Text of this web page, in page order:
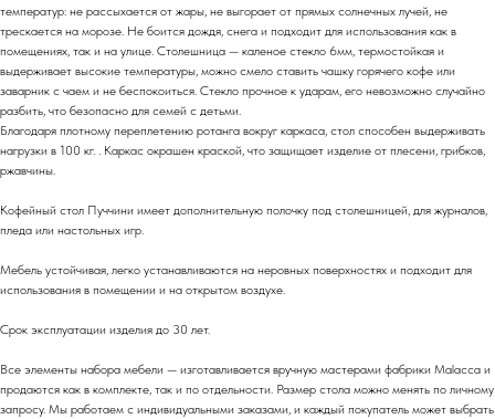
температур: не рассыхается от жары, не выгорает от прямых солнечных лучей, не
трескается на морозе. Не боится дождя, снега и подходит для использования как в
помещениях, так и на улице. Столешница — каленое стекло 6мм, термостойкая и
выдерживает высокие температуры, можно смело ставить чашку горячего кофе или
заварник с чаем и не беспокоиться. Стекло прочное к ударам, его невозможно случайно
разбить, что безопасно для семей с детьми.
Благодаря плотному переплетению ротанга вокруг каркаса, стол способен выдерживать
нагрузки в 100 кг. . Каркас окрашен краской, что защищает изделие от плесени, грибков,
ржавчины.
Кофейный стол Пуччини имеет дополнительную полочку под столешницей, для журналов,
пледа или настольных игр.
Мебель устойчивая, легко устанавливаются на неровных поверхностях и подходит для
использования в помещении и на открытом воздухе.
Срок эксплуатации изделия до 30 лет.
Все элементы набора мебели — изготавливается вручную мастерами фабрики Malacca и
продаются как в комплекте, так и по отдельности. Размер стола можно менять по личному
запросу. Мы работаем с индивидуальными заказами, и каждый покупатель может выбрать